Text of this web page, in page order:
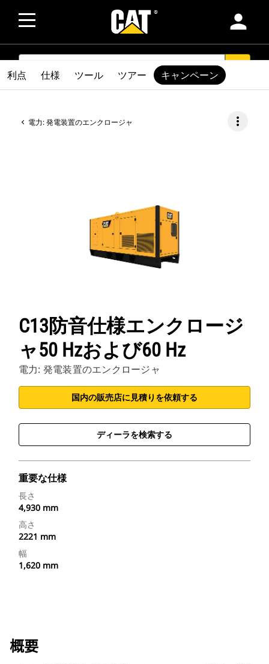
person
SEARCH
電力: 発電装置のエンクロージャ more_vert
C13防音仕様エンクロージ
ャ50 Hzおよび60 Hz
電力: 発電装置のエンクロージャ
国内の販売店に見積りを依頼する
ディーラを検索する
重要な仕様
長さ
4,930 mm
高さ
2221 mm
幅
1,620 mm
利点 仕様 ツール ツアー キャンペーン
概要